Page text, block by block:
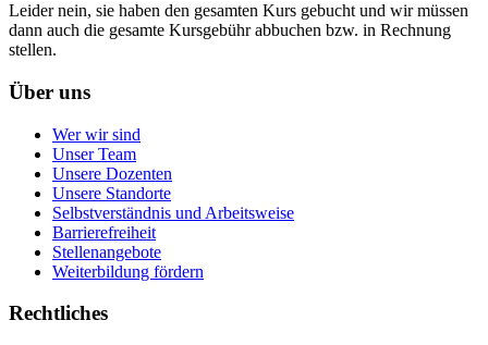
Leider nein, sie haben den gesamten Kurs gebucht und wir müssen
dann auch die gesamte Kursgebühr abbuchen bzw. in Rechnung
stellen.
Über uns
Wer wir sind
Unser Team
Unsere Dozenten
Unsere Standorte
Selbstverständnis und Arbeitsweise
Barrierefreiheit
Stellenangebote
Weiterbildung fördern
Rechtliches